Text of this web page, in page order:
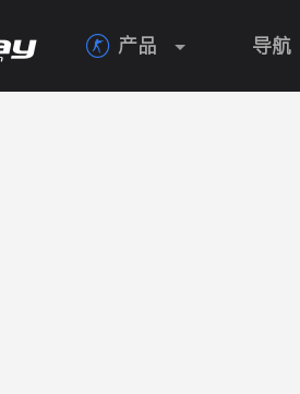
 产品 导航